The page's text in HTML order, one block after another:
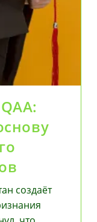
создаёт